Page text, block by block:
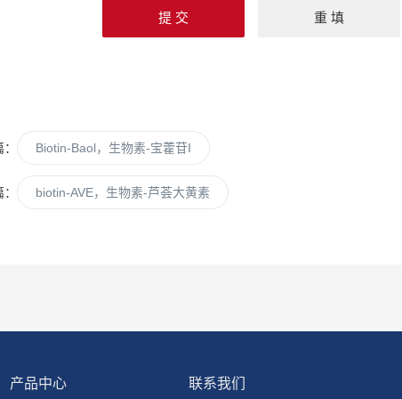
Biotin-Baol，生物素-宝藿苷I
biotin-AVE，生物素-芦荟大黄素
产品中心 联系我们